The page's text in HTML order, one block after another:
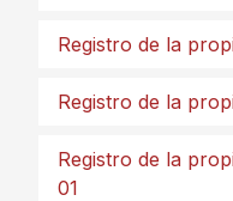
Registro de la
Registro de la
Registro de la
01